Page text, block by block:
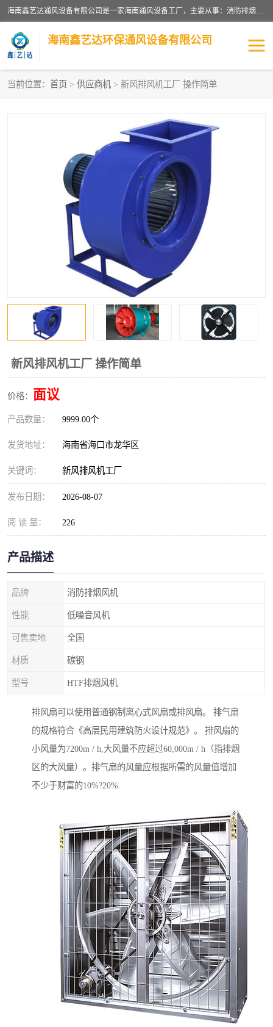
海南鑫艺达通风设备有限公司是一家海南通风设备工厂，主要从事：消防排烟工程、油烟净化工程、厨房排烟工程、酒店厨房设备、新风排风系统、镀锌铁皮管道加工、暖通工程、通风管道安装、消防火阀百叶风口等业务。公司拥有管道及配件一体化工厂生产线，良好的售后服务，良好的设计团队，良好的施工团队、良好管理人员，掌握畅通丰富的信息、市场渠道。
海南鑫艺达环保通风设备有限公司
当前位置： 首页 > 供应商机 > 新风排风机工厂 操作简单
新风排风机工厂 操作简单
价格： 面议
产品数量： 9999.00个
发货地址： 海南省海口市龙华区
关键词： 新风排风机工厂
发布日期： 2026-08-07
阅 读 量： 226
产品描述
品牌 消防排烟风机
性能 低噪音风机
可售卖地 全国
材质 碳钢
型号 HTF排烟风机
排风扇可以使用普通钢制离心式风扇或排风扇。 排气扇
的规格符合《高层民用建筑防火设计规范》。 排风扇的
小风量为7200m / h,大风量不应超过60,000m / h（指排烟
区的大风量）。排气扇的风量应根据所需的风量值增加
不少于财富的10%?20%.
海南酒店厨房设备
海南油烟净化工程 管道配件
镁质防火风管
通风管道
消防风机
镀锌矩形风管
镀锌螺旋风管 PP风管
排烟风机 百叶风口
油烟净化器